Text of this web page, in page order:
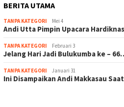
BERITA UTAMA
TANPA KATEGORI Mei 4
Andi Utta Pimpin Upacara
TANPA KATEGORI Februari 3
Jelang Hari Jadi Bulukumba ke –
TANPA KATEGORI Januari 31
Ini Disampaikan Andi Makkasau